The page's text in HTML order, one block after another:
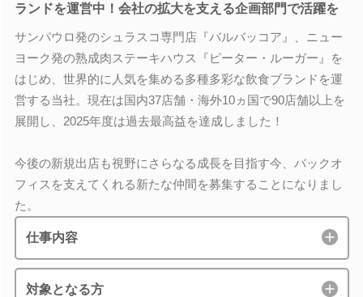
ランドを運営中！会社の拡大を支える企画部門で活躍を
サンパウロ発のシュラスコ専門店『バルバッコア』、ニュー
ヨーク発の熟成肉ステーキハウス『ピーター・ルーガー』を
はじめ、世界的に人気を集める多種多彩な飲食ブランドを運
営する当社。現在は国内37店舗・海外10ヵ国で90店舗以上を
展開し、2025年度は過去最高益を達成しました！
今後の新規出店も視野にさらなる成長を目指す今、バックオ
フィスを支えてくれる新たな仲間を募集することになりまし
た。
仕事内容
対象となる方